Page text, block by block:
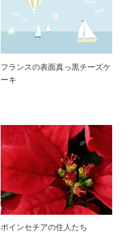
フランスの表面真っ黒チーズケ
ーキ
ポインセチアの住人たち